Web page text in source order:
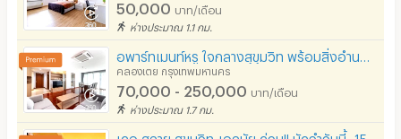
- มหาวิทยาลัยศรีนครินทรวิโรฒ 4.9 km
- โรงพยาบาลเมดพาร์ค 5.4 km
- เทอร์มินอล 21​ อโศก 5.3 km
- ศูนย์การประชุมแห่งชาติสิริกิติ์ 5.8 km
- สวนเบญจกิติ 5.9 km
50,000 บาท/เดือน
ห่างประมาณ 1.1 กม.
คลองเตย กรุงเทพมหานคร
70,000 - 250,000 บาท/เดือน
ห่างประมาณ 1.7 กม.